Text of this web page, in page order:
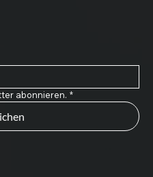
abonnieren. *